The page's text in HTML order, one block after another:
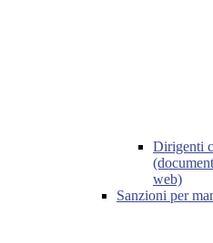
Dirigenti
web)
Sanzioni per